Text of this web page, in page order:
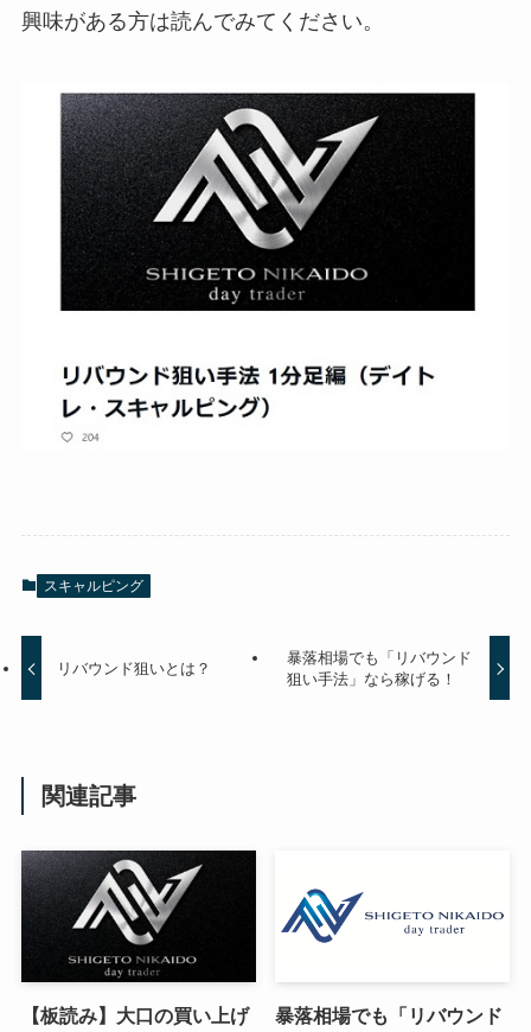
興味がある方は読んでみてください。
スキャルピング
リバウンド狙いとは？
暴落相場でも「リバウンド
狙い手法」なら稼げる！
関連記事
【板読み】大口の買い上げ
暴落相場でも「リバウンド